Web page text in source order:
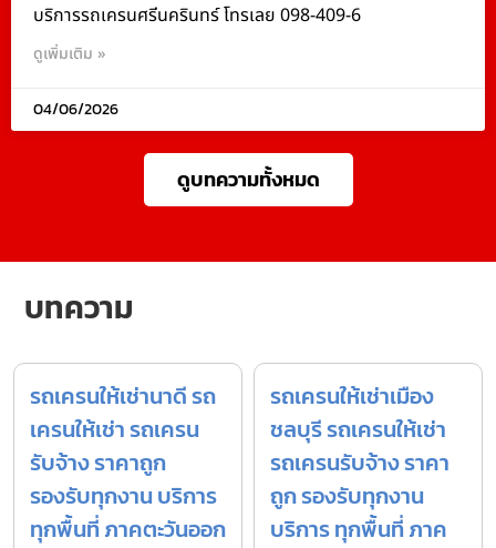
บริการรถเครนศรีนครินทร์ โทรเลย 098-409-6
ดูเพิ่มเติม »
04/06/2026
ดูบทความทั้งหมด
บทความ
รถเครนให้เช่านาดี รถ
เครนให้เช่า รถเครน
รับจ้าง ราคาถูก
รองรับทุกงาน บริการ
ทุกพื้นที่ ภาคตะวันออก
รถเครนให้เช่าเมือง
ชลบุรี รถเครนให้เช่า
รถเครนรับจ้าง ราคา
ถูก รองรับทุกงาน
บริการ ทุกพื้นที่ ภาค